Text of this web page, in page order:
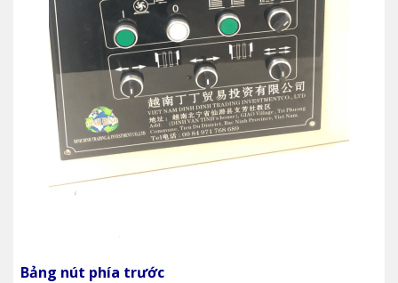
Bảng nút phía trước